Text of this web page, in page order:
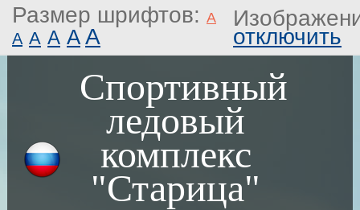
Размер шрифтов: A
A A A A A отключить
Спортивный
ледовый
комплекс
"Старица"